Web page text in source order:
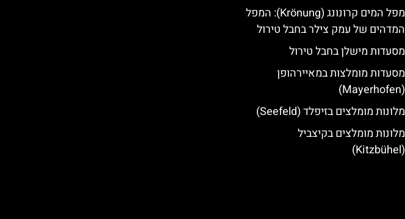
מפל המים קרונונג (Krönung): המפל
המדהים של עמק צילר בחבל טירול
מסעדות מישלן בחבל טירול
מסעדות מומלצות במאיירהופן
(Mayerhofen)
מלונות מומלצים בזיפלד (Seefeld)
מלונות מומלצים בקיצביל
(Kitzbühel)